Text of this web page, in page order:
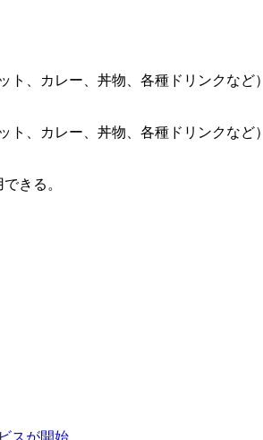
、カレー、丼物、各種ドリンクなど）
、カレー、丼物、各種ドリンクなど）
きる。